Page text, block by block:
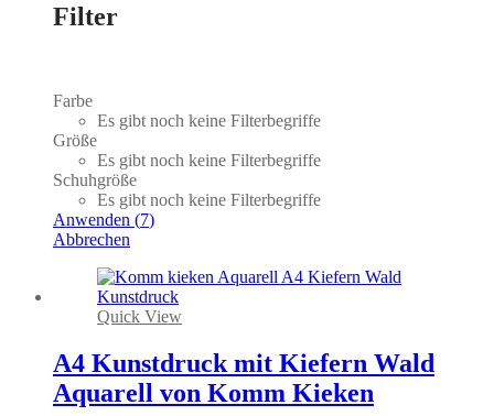
Filter
Farbe
Es gibt noch keine Filterbegriffe
Größe
Es gibt noch keine Filterbegriffe
Schuhgröße
Es gibt noch keine Filterbegriffe
Anwenden (7)
Abbrechen
Quick View
A4 Kunstdruck mit Kiefern Wald
Aquarell von Komm Kieken